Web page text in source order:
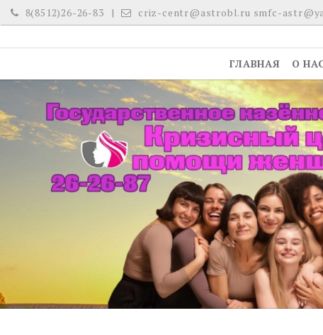
Skip
to
8(8512)26-26-83 criz-centr@astrobl.ru smfc-
ГЛАВНАЯ О